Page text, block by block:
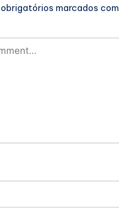
obrigatórios marcados com